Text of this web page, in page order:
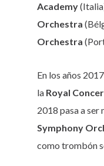
Academy
Orchestra
Orchestra
En los años
la Royal
2018 pasa a ser
Symphony
como trombón